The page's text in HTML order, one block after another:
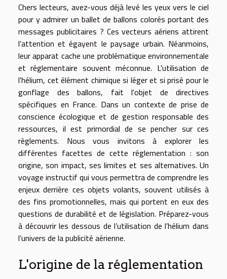
Chers lecteurs, avez-vous déjà levé les yeux vers le ciel
pour y admirer un ballet de ballons colorés portant des
messages publicitaires ? Ces vecteurs aériens attirent
l’attention et égayent le paysage urbain. Néanmoins,
leur apparat cache une problématique environnementale
et réglementaire souvent méconnue. L'utilisation de
l'hélium, cet élément chimique si léger et si prisé pour le
gonflage des ballons, fait l'objet de directives
spécifiques en France. Dans un contexte de prise de
conscience écologique et de gestion responsable des
ressources, il est primordial de se pencher sur ces
règlements. Nous vous invitons à explorer les
différentes facettes de cette réglementation : son
origine, son impact, ses limites et ses alternatives. Un
voyage instructif qui vous permettra de comprendre les
enjeux derrière ces objets volants, souvent utilisés à
des fins promotionnelles, mais qui portent en eux des
questions de durabilité et de législation. Préparez-vous
à découvrir les dessous de l’utilisation de l’hélium dans
l’univers de la publicité aérienne.
L'origine de la réglementation